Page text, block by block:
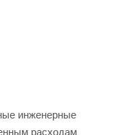
инженерные
расходам